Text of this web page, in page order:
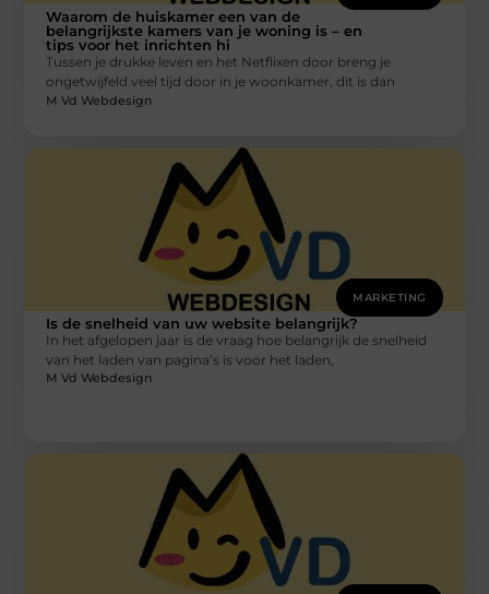
Waarom de huiskamer een van de
belangrijkste kamers van je woning is – en
tips voor het inrichten hi
Tussen je drukke leven en het Netflixen door breng je
ongetwijfeld veel tijd door in je woonkamer, dit is dan
M Vd Webdesign
MARKETING
Is de snelheid van uw website belangrijk?
In het afgelopen jaar is de vraag hoe belangrijk de snelheid
van het laden van pagina’s is voor het laden,
M Vd Webdesign